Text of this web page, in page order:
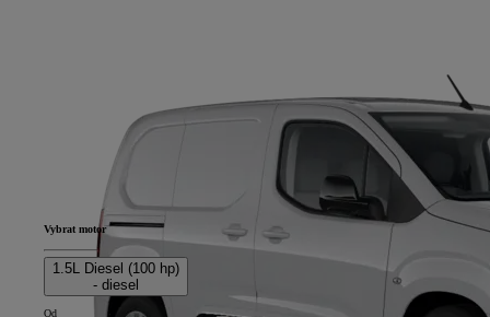
Vybrat motor
1.5L Diesel (100 hp)
- diesel
Od